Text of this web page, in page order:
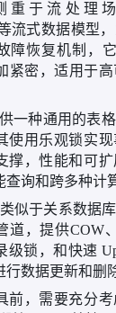
重于流处理
流式数据模型
障恢复机制，
紧密，适用于
一种通用的表
使用乐观锁实
撑，性能和可扩
询和跨多种计
似于关系数据
道，提供COW
级锁，和快速
数据更新和删
前，需要充分